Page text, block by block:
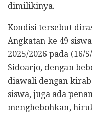
dimilikinya.
Kondisi tersebut
Angkatan ke 49
2025/2026 pada (16/
Sidoarjo, dengan
diawali dengan
siswa, juga ada
menghebohkan,